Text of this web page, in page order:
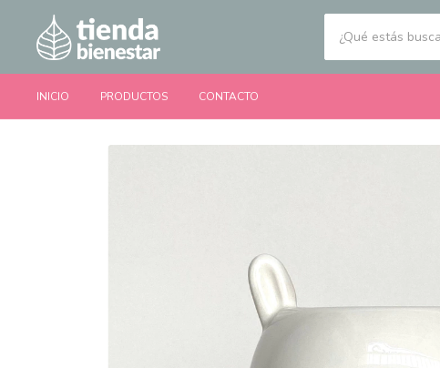
INICIO PRODUCTOS CONTACTO